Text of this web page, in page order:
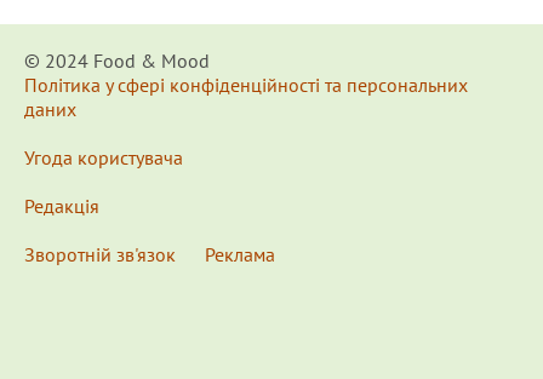
© 2024 Food & Мood
Політика у сфері конфіденційності та персональних
даних
Угода користувача
Редакція
Зворотній зв'язок
Реклама